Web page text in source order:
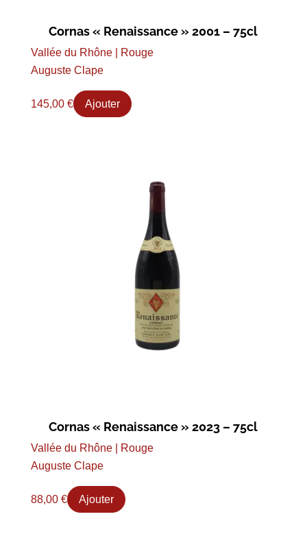
Cornas « Renaissance » 2001 – 75cl
Vallée du Rhône | Rouge
Auguste Clape
145,00 € Ajouter
Cornas « Renaissance » 2023 – 75cl
Vallée du Rhône | Rouge
Auguste Clape
88,00 € Ajouter